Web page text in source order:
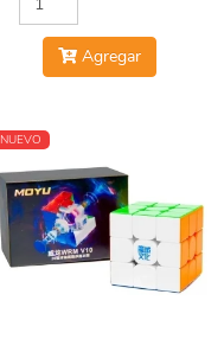
Agregar
NUEVO